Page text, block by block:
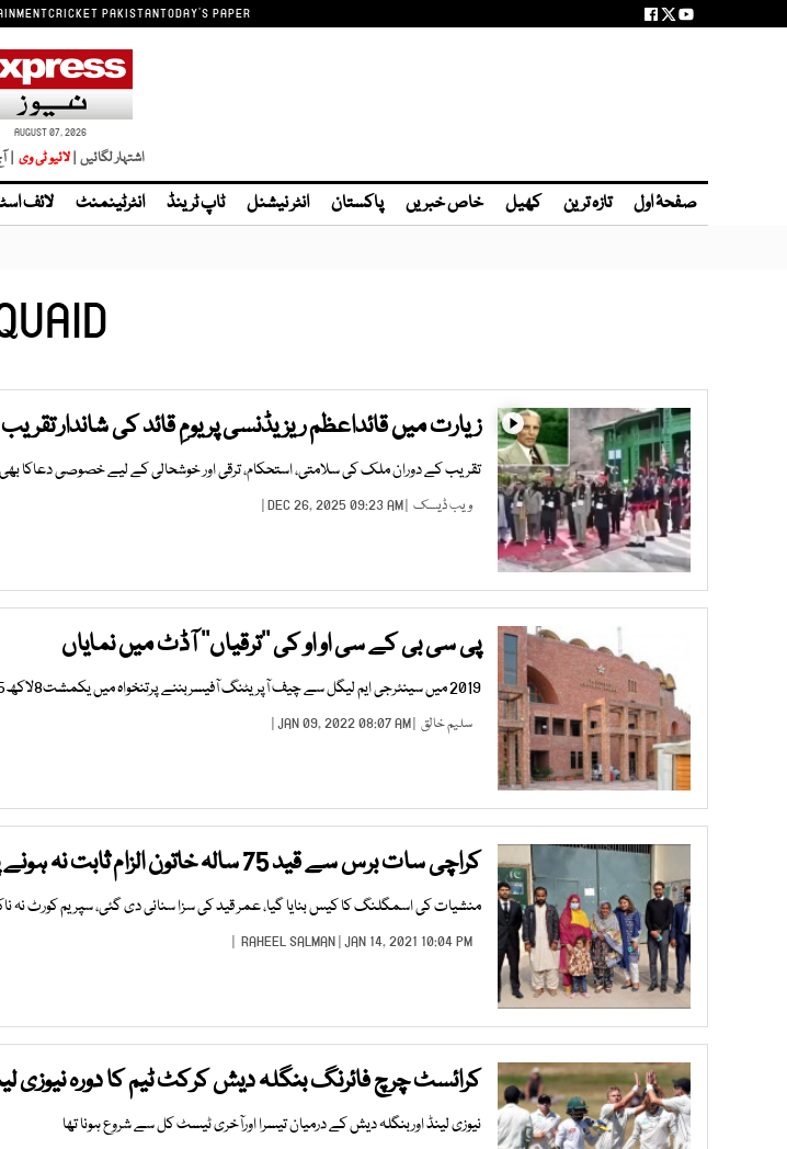
CRICKET PAKISTANTODAY'S PAPER
AUGUST 07, 2026
اشتہار لگائیں | |
صفحۂ اول تازہ ترین کھیل خاص خبریں پاکستان انٹر نیشنل ٹاپ ٹرینڈ انٹرٹینمنٹ لائف
زیارت میں قائداعظم ریزیڈنسی پر یومِ قائد کی شاندار تقریب
تقریب کے دوران ملک کی سلامتی، استحکام، ترقی اور خوشحالی کے لیے خصوصی دعاکا بھی
ویب ڈیسک | DEC 26, 2025 09:23 AM |
پی سی بی کے سی او او کی ’’ترقیاں‘‘ آڈٹ میں نمایاں
2019 میں سینئرجی ایم لیگل سے چیف آپریٹنگ آفیسربننے پرتنخواہ میں یکمشت8لاکھ25ہزار روپے کا اضافہ
سلیم خالق | JAN 09, 2022 08:07 AM |
کراچی سات برس سے قید 75 سالہ خاتون الزام ثابت نہ ہونے پر رہا
منشیات کی اسمگلنگ کا کیس بنایا گیا، عمر قید کی سزا سنائی دی گئی، سپریم کورٹ نہ
RAHEEL SALMAN| JAN 14, 2021 10:04 PM |
کرائسٹ چرچ فائرنگ بنگلہ دیش کرکٹ ٹیم کا دورہ نیوزی
نیوزی لینڈ اوربنگلہ دیش کے درمیان تیسرا اورآخری ٹیسٹ کل سے شروع ہونا تھا